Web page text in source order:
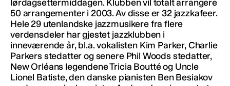
lørdagsettermiddagen. Klubben vil totalt arrangere
50 arrangementer i 2003. Av disse er 32 jazzkafeer.
Hele 29 utenlandske jazzmusikere fra flere
verdensdeler har gjestet jazzklubben i
inneværende år, bl.a. vokalisten Kim Parker, Charlie
Parkers stedatter og senere Phil Woods stedatter,
New Orléans legendene Tricia Boutté og Uncle
Lionel Batiste, den danske pianisten Ben Besiakov